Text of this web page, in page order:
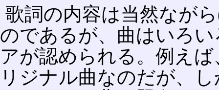
歌詞の内容は当然なが
のであるが、曲はいろ
アが認められる。例えば
リジナル曲なのだが、し